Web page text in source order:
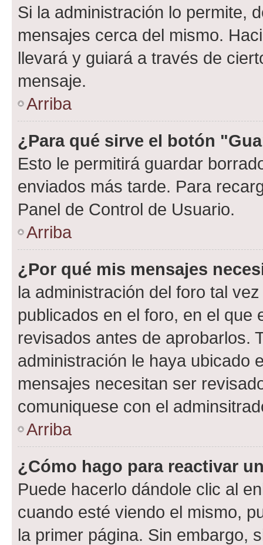
Si la administración lo permite,
mensajes cerca del mismo.
llevará y guiará a través de
mensaje.
Arriba
¿Para qué sirve el botón
Esto le permitirá guardar
enviados más tarde. Para
Panel de Control de Usuario.
Arriba
¿Por qué mis mensajes
la administración del foro tal
publicados en el foro, en el
revisados antes de aprobarlos.
administración le haya ubicado
mensajes necesitan ser
comuniquese con el
Arriba
¿Cómo hago para reactivar
Puede hacerlo dándole clic al
cuando esté viendo el mismo,
la primer página. Sin embargo,